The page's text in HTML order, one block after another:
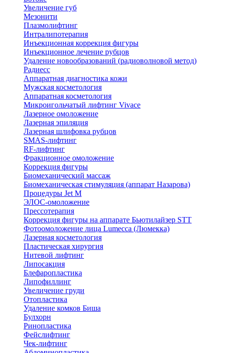
Увеличение губ
Мезонити
Плазмолифтинг
Интралипотерапия
Инъекционная коррекция фигуры
Инъекционное лечение рубцов
Удаление новообразований (радиоволновой метод)
Радиесс
Аппаратная диагностика кожи
Мужская косметология
Аппаратная косметология
Микроигольчатый лифтинг Vivace
Лазерное омоложение
Лазерная эпиляция
Лазерная шлифовка рубцов
SMAS-лифтинг
RF-лифтинг
Фракционное омоложение
Коррекция фигуры
Биомеханический массаж
Биомеханическая стимуляция (аппарат Назарова)
Процедуры Jet M
ЭЛОС-омоложение
Прессотерапия
Коррекция фигуры на аппарате Бьютилайзер STT
Фотоомоложение лица Lumecca (Люмекка)
Лазерная косметология
Пластическая хирургия
Нитевой лифтинг
Липосакция
Блефаропластика
Липофиллинг
Увеличение груди
Отопластика
Удаление комков Биша
Булхорн
Ринопластика
Фейслифтинг
Чек-лифтинг